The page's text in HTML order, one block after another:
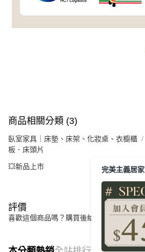
商品相關分類 (3)
臥室家具｜床墊、床架、化妝桌、衣櫥櫃
板．床頭片
💥新品上市
評價
喜歡這個商品嗎？購買後給他一個好評吧
完美主義居家